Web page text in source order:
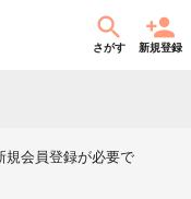
さがす 新規登録
規会員登録が必要で